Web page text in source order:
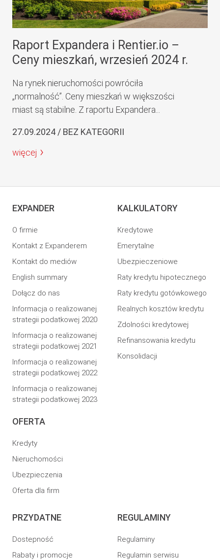
Raport Expandera i Rentier.io –
Ceny mieszkań, wrzesień 2024 r.
Na rynek nieruchomości powróciła
„normalność”. Ceny mieszkań w większości
miast są stabilne. Z raportu Expandera...
27.09.2024 / BEZ KATEGORII
więcej
EXPANDER
O firmie
Kontakt z Expanderem
Kontakt do mediów
English summary
Dołącz do nas
Informacja o realizowanej
strategii podatkowej 2020
Informacja o realizowanej
strategii podatkowej 2021
Informacja o realizowanej
strategii podatkowej 2022
Informacja o realizowanej
strategii podatkowej 2023
OFERTA
Kredyty
Nieruchomości
Ubezpieczenia
Oferta dla firm
KALKULATORY
Kredytowe
Emerytalne
Ubezpieczeniowe
Raty kredytu hipotecznego
Raty kredytu gotówkowego
Realnych kosztów kredytu
Zdolności kredytowej
Refinansowania kredytu
Konsolidacji
PRZYDATNE
Dostepność
Rabaty i promocje
REGULAMINY
Regulaminy
Regulamin serwisu